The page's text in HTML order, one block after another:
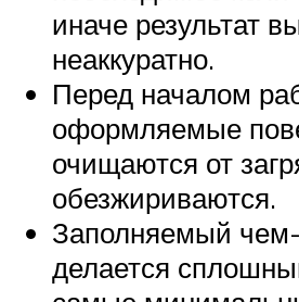
иначе результат
неаккуратно.
Перед началом
оформляемые
очищаются от
обезжириваются.
Заполняемый
делается